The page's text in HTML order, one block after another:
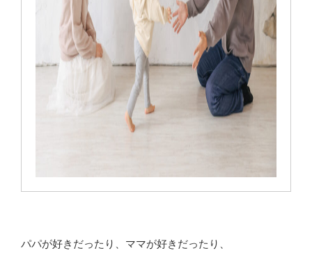
パパが好きだったり、ママが好きだったり、